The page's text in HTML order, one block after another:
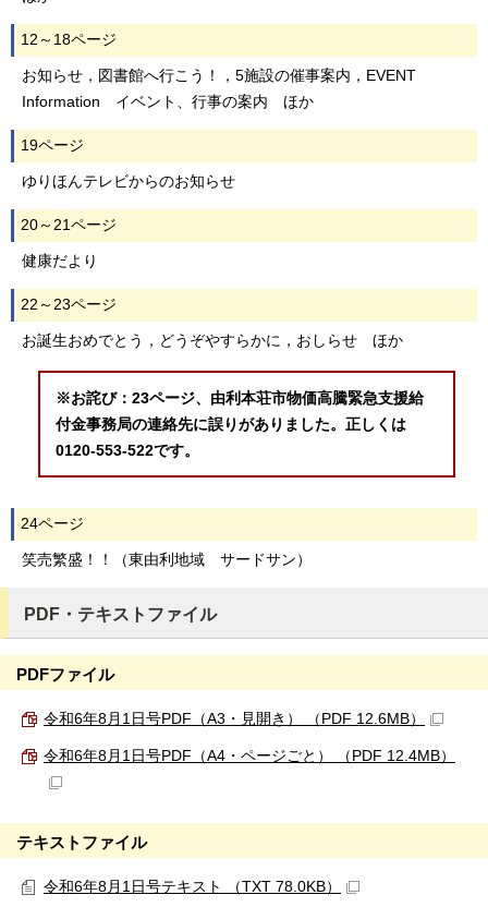
12～18ページ
お知らせ，図書館へ行こう！，5施設の催事案内，EVENT
Information イベント、行事の案内 ほか
19ページ
ゆりほんテレビからのお知らせ
20～21ページ
健康だより
22～23ページ
お誕生おめでとう，どうぞやすらかに，おしらせ ほか
※お詫び：23ページ、由利本荘市物価高騰緊急支援給
付金事務局の連絡先に誤りがありました。正しくは
0120-553-522です。
24ページ
笑売繁盛！！（東由利地域 サードサン）
PDF・テキストファイル
PDFファイル
令和6年8月1日号PDF（A3・見開き） （PDF 12.6MB）
令和6年8月1日号PDF（A4・ページごと） （PDF 12.4MB）
テキストファイル
令和6年8月1日号テキスト （TXT 78.0KB）